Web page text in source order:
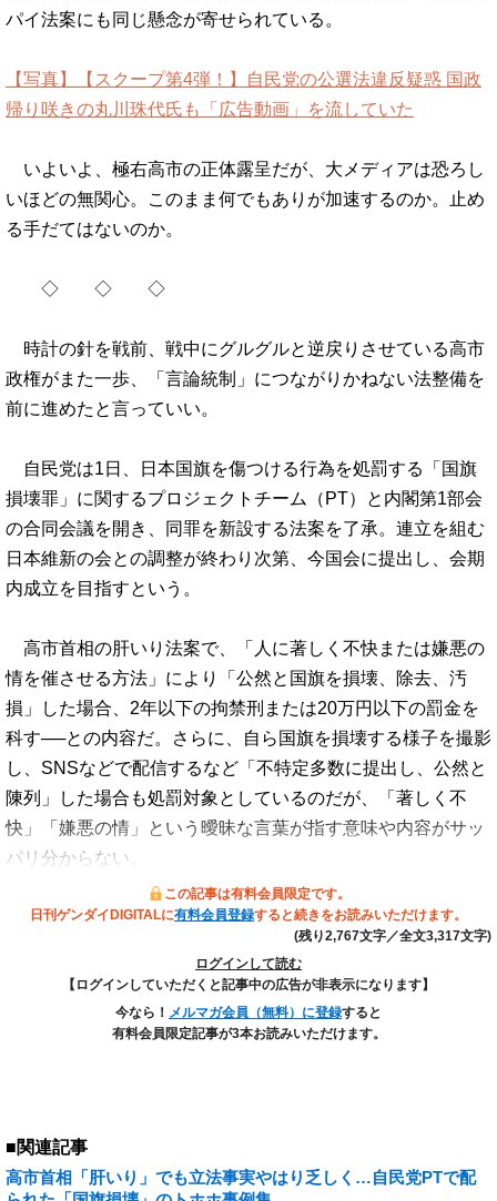
パイ法案にも同じ懸念が寄せられている。
【写真】【スクープ第4弾！】自民党の公選法違反疑惑 国政
帰り咲きの丸川珠代氏も「広告動画」を流していた
いよいよ、極右高市の正体露呈だが、大メディアは恐ろし
いほどの無関心。このまま何でもありが加速するのか。止め
る手だてはないのか。
◇ ◇ ◇
時計の針を戦前、戦中にグルグルと逆戻りさせている高市
政権がまた一歩、「言論統制」につながりかねない法整備を
前に進めたと言っていい。
自民党は1日、日本国旗を傷つける行為を処罰する「国旗
損壊罪」に関するプロジェクトチーム（PT）と内閣第1部会
の合同会議を開き、同罪を新設する法案を了承。連立を組む
日本維新の会との調整が終わり次第、今国会に提出し、会期
内成立を目指すという。
高市首相の肝いり法案で、「人に著しく不快または嫌悪の
情を催させる方法」により「公然と国旗を損壊、除去、汚
損」した場合、2年以下の拘禁刑または20万円以下の罰金を
科す──との内容だ。さらに、自ら国旗を損壊する様子を撮影
し、SNSなどで配信するなど「不特定多数に提出し、公然と
陳列」した場合も処罰対象としているのだが、「著しく不
快」「嫌悪の情」という曖昧な言葉が指す意味や内容がサッ
パリ分からない。
この記事は有料会員限定です。
日刊ゲンダイDIGITALに有料会員登録すると続きをお読みいただけます。
(残り2,767文字／全文3,317文字)
ログインして読む
【ログインしていただくと記事中の広告が非表示になります】
今なら！ メルマガ会員（無料）に登録すると
有料会員限定記事が3本お読みいただけます。
■関連記事
高市首相「肝いり」でも立法事実やはり乏しく…自民党PTで配